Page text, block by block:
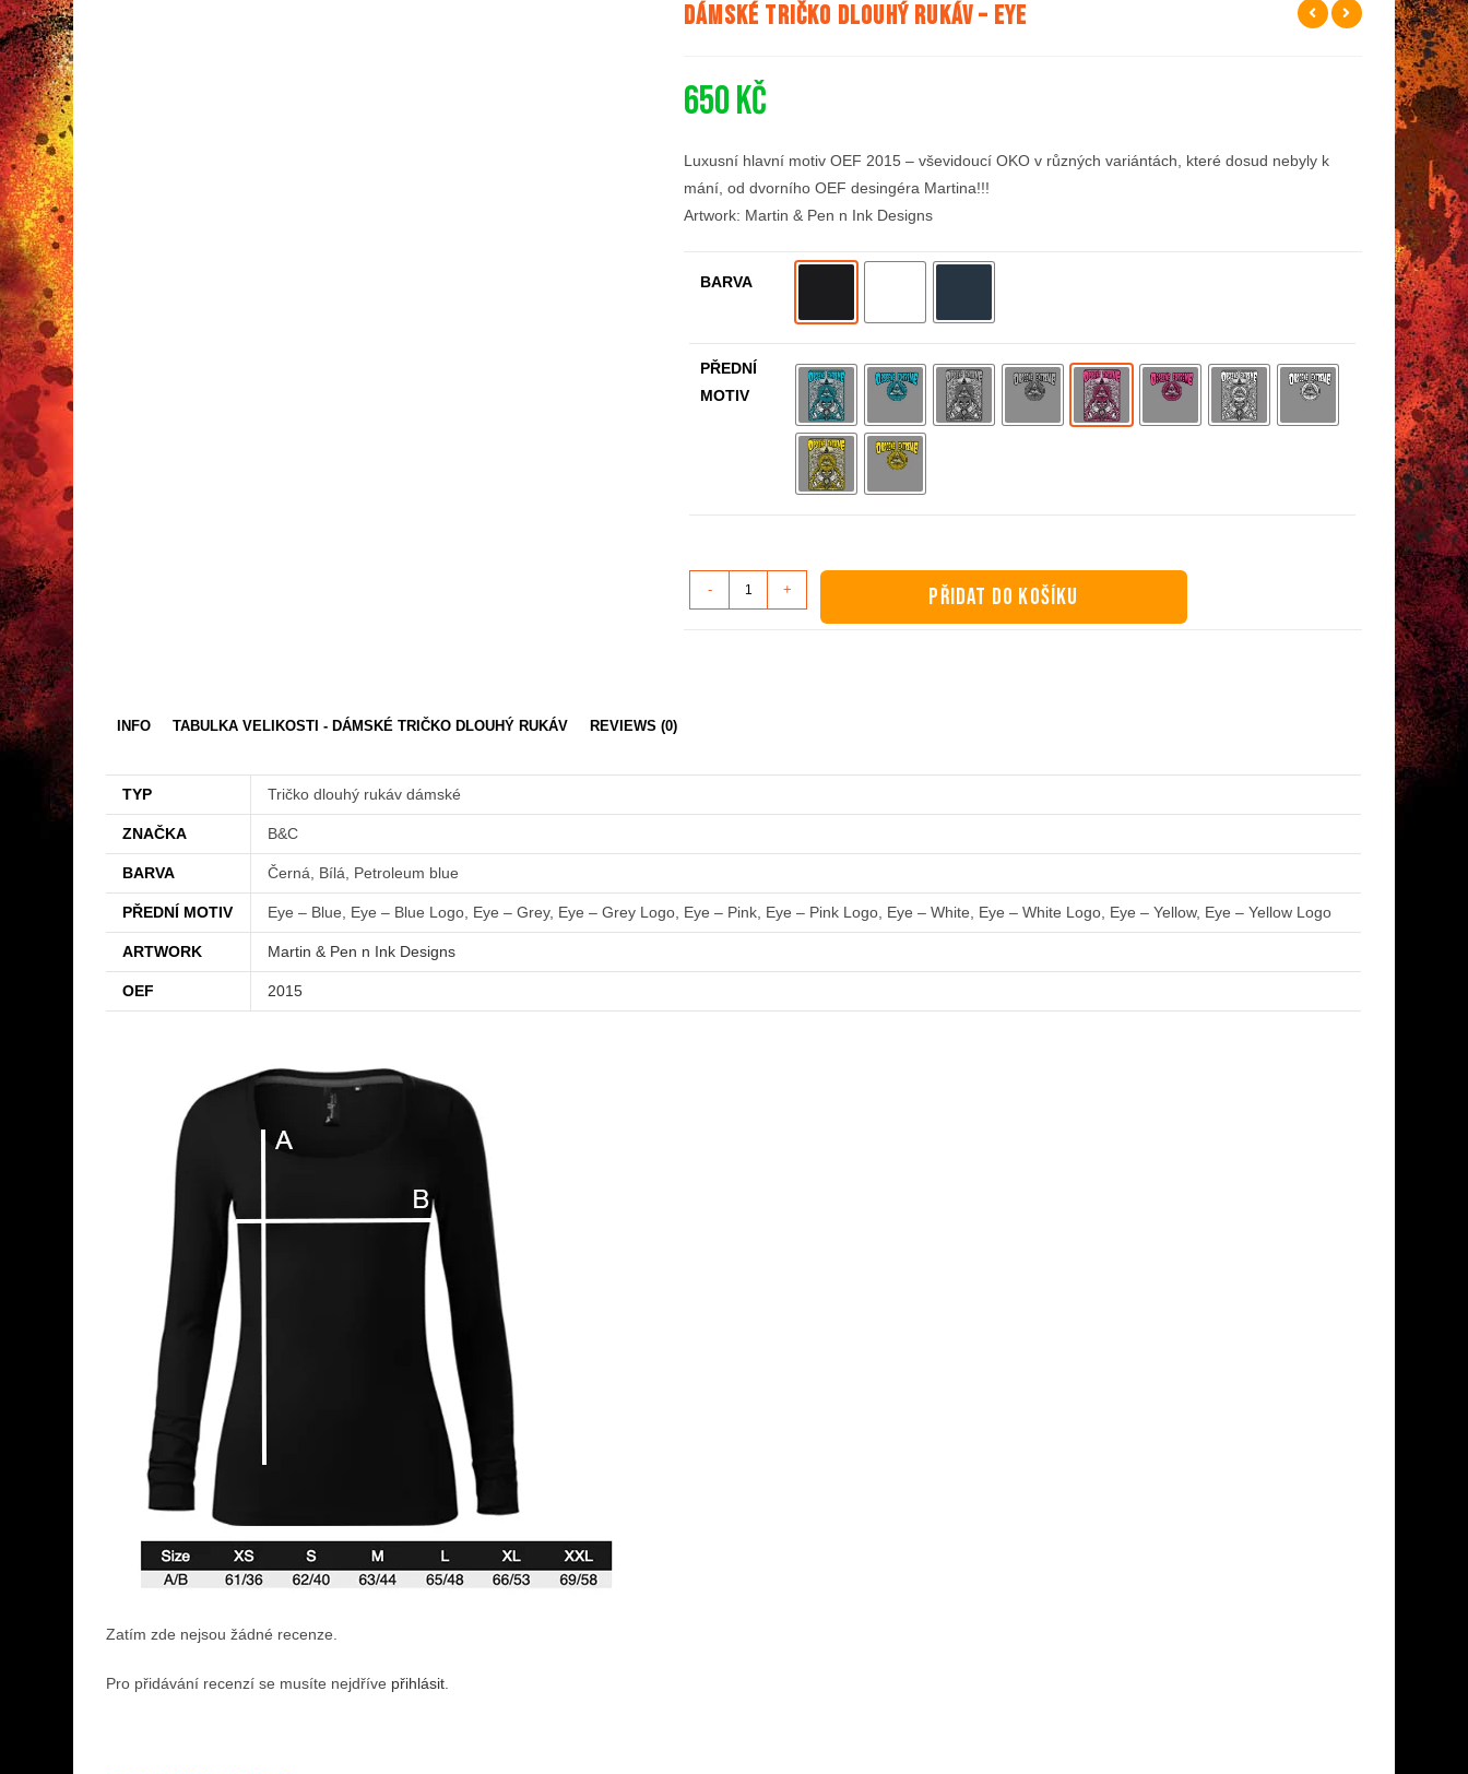
Dámské tričko dlouhý rukáv – Eye
650Kč
Luxusní hlavní motiv OEF 2015 – vševidoucí OKO v různých variántách, které dosud nebyly k
mání, od dvorního OEF desingéra Martina!!!
Artwork: Martin & Pen n Ink Designs
BARVA
PŘEDNÍ
MOTIV
tričko
- + PŘIDAT DO KOŠÍKU
INFO TABULKA VELIKOSTI - DÁMSKÉ TRIČKO DLOUHÝ RUKÁV REVIEWS (0)
TYP Tričko dlouhý rukáv dámské
ZNAČKA B&C
BARVA Černá, Bílá, Petroleum blue
PŘEDNÍ MOTIV Eye – Blue, Eye – Blue Logo, Eye – Grey, Eye – Grey Logo, Eye – Pink, Eye – Pink Logo, Eye – White, Eye – White Logo, Eye – Yellow, Eye – Yellow Logo
ARTWORK Martin & Pen n Ink Designs
OEF 2015
Zatím zde nejsou žádné recenze.
Pro přidávání recenzí se musíte nejdříve přihlásit